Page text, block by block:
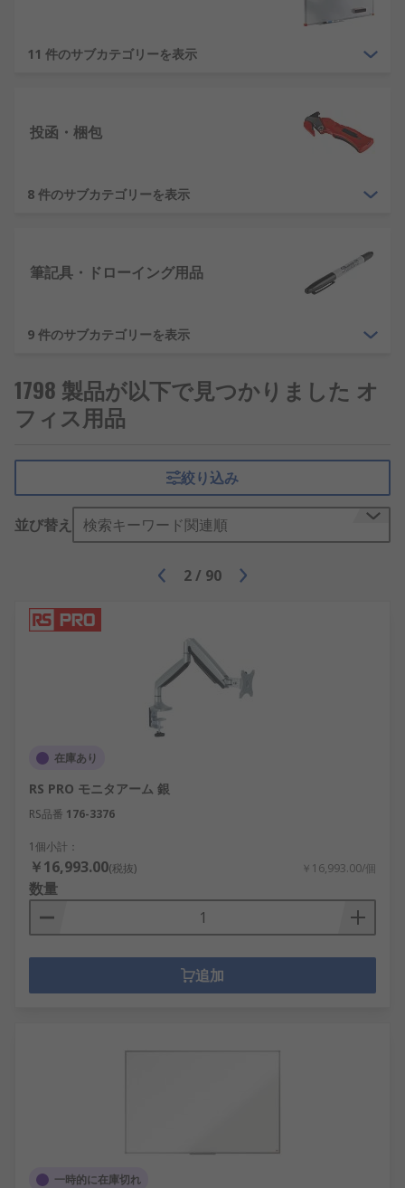
パッケージ素材
品質の製品をお届けしています。倉庫や工場では、
さまざまなアクセサリや、日常的な使用に適した装
オフィス用品にRSを選択する理由
優れた顧客サービスを提供することで成功を収め、
競争力のある価格でオフィス用品を提供する当社
価されています。用紙類、ペン、プリンタからオフ
11 件のサブカテゴリーを表示
投函・梱包
8 件のサブカテゴリーを表示
筆記具・ドローイング用品
9 件のサブカテゴリーを表示
1798 製品が以下で見つかりました オ
フィス用品
絞り込み
並び替え 検索キーワード関連順
2/ 90
在庫あり
RS PRO モニタアーム 銀
RS品番 176-3376
1個小計：
￥16,993.00(税抜) ￥16,993.00/個
数量
追加
一時的に在庫切れ